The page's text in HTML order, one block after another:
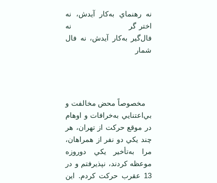
نه‌ رهنماي‌ به‌كار آيدش‌، نه‌
اختر گر نه‌
فال‌گير به‌كار آيدش‌، نه‌ فال‌
شمار
مخصوصاً محض‌ مخالفت‌ و
بي‌اعتنايي‌ به‌خرافات‌ و اوهام‌
در موقع‌ حركت‌ از تهران‌، هر
چند يكي‌ دو نفر از همراهان‌،
مرا به‌تأخير يكي‌ دوروزه‌
موعظه‌ كردند، نپذيرفتم‌ و در
13 عقرب‌ حركت‌ كردم‌. اين‌